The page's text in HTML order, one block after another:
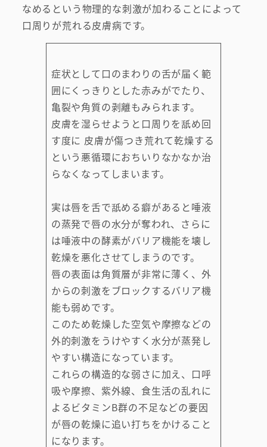
なめるという物理的な刺激が加わることによって
口周りが荒れる皮膚病です。
症状として口のまわりの舌が届く範
囲にくっきりとした赤みがでたり、
亀裂や角質の剥離もみられます。
皮膚を湿らせようと口周りを舐め回
す度に 皮膚が傷つき荒れて乾燥する
という悪循環におちいりなかなか治
らなくなってしまいます。
実は唇を舌で舐める癖があると唾液
の蒸発で唇の水分が奪われ、さらに
は唾液中の酵素がバリア機能を壊し
乾燥を悪化させてしまうのです。
唇の表面は角質層が非常に薄く、外
からの刺激をブロックするバリア機
能も弱めです。
このため乾燥した空気や摩擦などの
外的刺激をうけやすく水分が蒸発し
やすい構造になっています。
これらの構造的な弱さに加え、口呼
吸や摩擦、紫外線、食生活の乱れに
よるビタミンB群の不足などの要因
が唇の乾燥に追い打ちをかけること
になります。